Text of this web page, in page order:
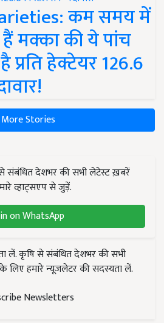
कम समय में
हैं मक्का की ये पांच
प्रति हेक्टेयर 126.6
More Stories
संबंधित देशभर की सभी लेटेस्ट ख़बरें
व्हाट्सएप से जुड़ें.
on WhatsApp
लें. कृषि से संबंधित देशभर की सभी
हमारे न्यूज़लेटर की सदस्यता लें.
Newsletters